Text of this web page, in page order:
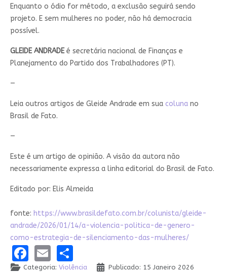
Enquanto o ódio for método, a exclusão seguirá sendo
projeto. E sem mulheres no poder, não há democracia
possível.
GLEIDE ANDRADEé secretária nacional de Finanças e
Planejamento do Partido dos Trabalhadores (PT).
—
Leia outros artigos de Gleide Andrade em sua colunano
Brasil de Fato.
—
Este é um artigo de opinião. A visão da autora não
necessariamente expressa a linha editorial do Brasil de Fato.
Editado por: Elis Almeida
fonte: https://www.brasildefato.com.br/colunista/gleide-
andrade/2026/01/14/a-violencia-politica-de-genero-
como-estrategia-de-silenciamento-das-mulheres/
Facebook
EmailShare
Categoria: Violência
Publicado: 15 Janeiro 2026